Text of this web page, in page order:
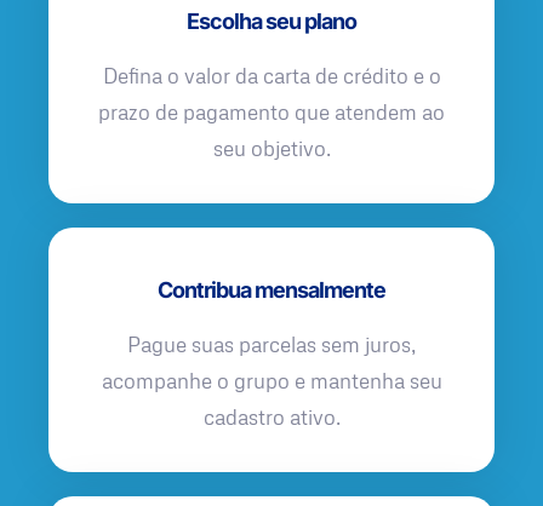
Escolha seu plano
Defina o valor da carta de crédito e o
prazo de pagamento que atendem ao
seu objetivo.
Contribua mensalmente
Pague suas parcelas sem juros,
acompanhe o grupo e mantenha seu
cadastro ativo.